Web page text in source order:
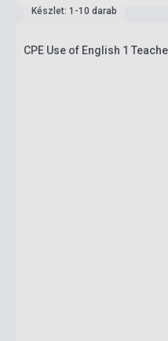
Készlet: 1-10 darab
CPE Use of English 1